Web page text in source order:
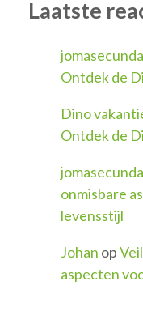
Laatste
Ontdek de
Dino
Ontdek de
onmisbare
levensstijl
Johan op
aspecten